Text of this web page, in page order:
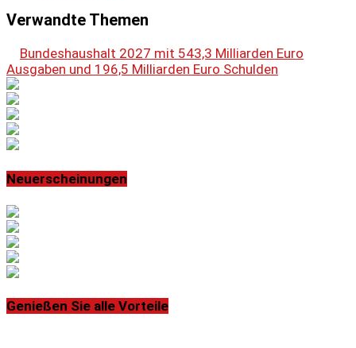
Verwandte Themen
Bundeshaushalt 2027 mit 543,3 Milliarden Euro
Ausgaben und 196,5 Milliarden Euro Schulden
Neuerscheinungen
Genießen Sie alle Vorteile